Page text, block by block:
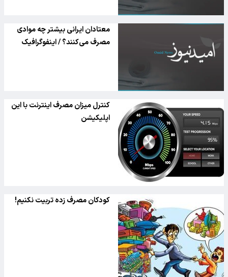
معتادان ایرانی بیشتر چه موادی
مصرف می‌کنند؟ / اینفوگرافیک
کنترل میزان مصرف اینترنت با این
اپلیکیشن
کودکان مصرف زده تربیت نکنیم!